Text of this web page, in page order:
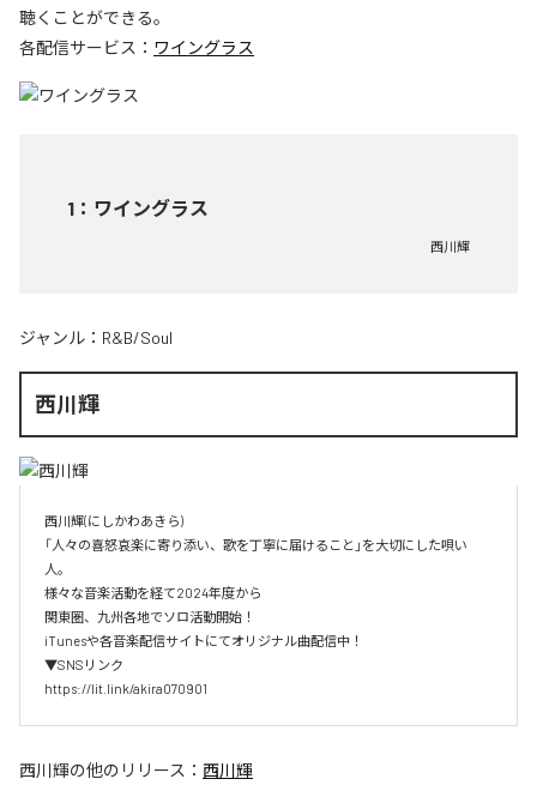
聴くことができる。
各配信サービス： ワイングラス
1 ： ワイングラス
西川輝
ジャンル： R&B/Soul
西川輝
西川輝(にしかわあきら)
「人々の喜怒哀楽に寄り添い、歌を丁寧に届けること」を大切にした唄い
人。
様々な音楽活動を経て2024年度から
関東圏、九州各地でソロ活動開始！
iTunesや各音楽配信サイトにてオリジナル曲配信中！
▼SNSリンク
https://lit.link/akira070901
西川輝の他のリリース： 西川輝